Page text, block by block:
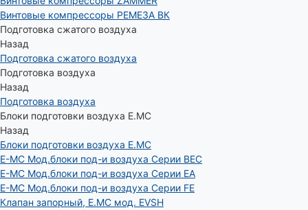
Винтовые компрессоры РЕМЕЗА ВК
Подготовка сжатого воздуха
Назад
Подготовка сжатого воздуха
Подготовка воздуха
Назад
Подготовка воздуха
Блоки подготовки воздуха E.MC
Назад
Блоки подготовки воздуха E.MC
E-MC Мод.блоки под-и воздуха Серии BEC
E-MC Мод.блоки под-и воздуха Серии EA
E-MC Мод.блоки под-и воздуха Серии FE
Клапан запорный, E.MC мод. EVSH